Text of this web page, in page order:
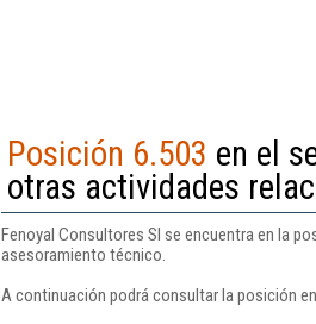
Posición 6.503 en el
otras actividades
Fenoyal Consultores Sl se encuentra en la
asesoramiento técnico.
A continuación podrá consultar la posición